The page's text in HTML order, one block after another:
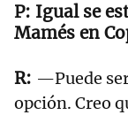
Igual se
Mamés en
—Puede
opción. Creo